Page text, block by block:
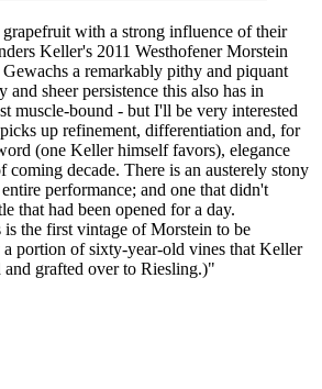
with a strong influence of their
Keller's 2011 Westhofener Morstein
a remarkably pithy and piquant
sheer persistence this also has in
muscle-bound - but I'll be very interested
up refinement, differentiation and, for
(one Keller himself favors), elegance
coming decade. There is an austerely stony
performance; and one that didn't
that had been opened for a day.
the first vintage of Morstein to be
a portion of sixty-year-old vines that Keller
and grafted over to Riesling.)"